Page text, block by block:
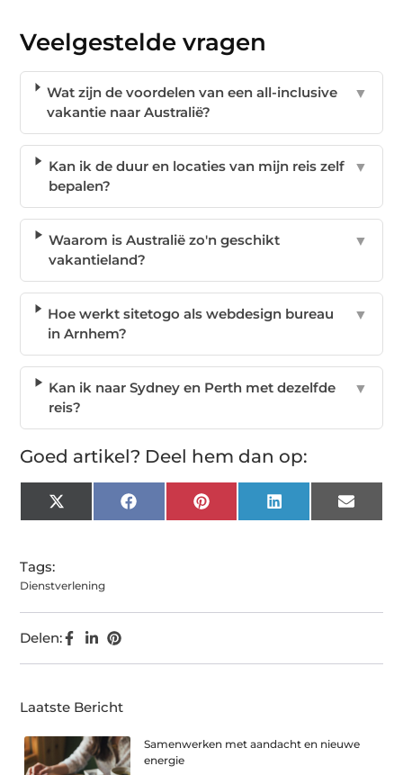
Veelgestelde vragen
Wat zijn de voordelen van een all-inclusive
vakantie naar Australië?
▼
Kan ik de duur en locaties van mijn reis zelf
bepalen?
▼
Waarom is Australië zo'n geschikt
vakantieland?
▼
Hoe werkt sitetogo als webdesign bureau
in Arnhem?
▼
Kan ik naar Sydney en Perth met dezelfde
reis?
▼
Goed artikel? Deel hem dan op:
X
(Twitter)
FacebookPinterest LinkedIn Email
Tags:
Dienstverlening
Delen:
Laatste Bericht
Samenwerken met aandacht en nieuwe
energie